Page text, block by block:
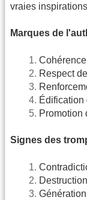
vraies
Marques de
Respect
Édification
Promotion
Signes des